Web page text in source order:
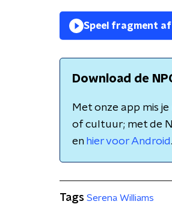
Speel fragment af
Download de
Met onze app mis
of cultuur; met de
en hier voor Android.
Tags Serena Williams